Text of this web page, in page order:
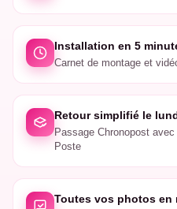
Installation en 5
Carnet de montage et
Retour simplifié le
Passage Chronopost
Poste
Toutes vos photos en